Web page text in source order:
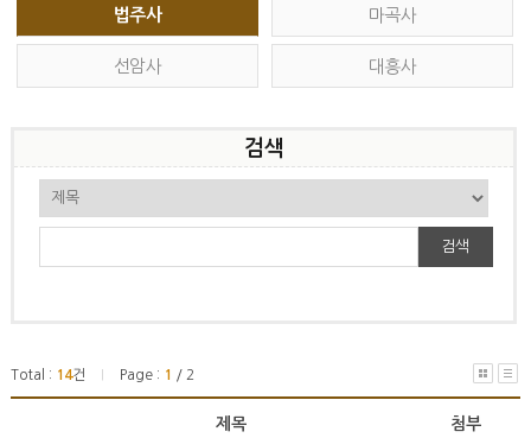
법주사 마곡사
선암사 대흥사
검색
검색
Total : 14건 Page : 1 / 2
제목 첨부